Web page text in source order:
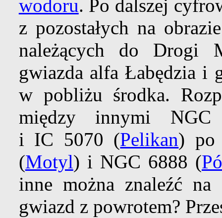
wodoru. Po dalszej
z pozostałych na
należących do Drogi
gwiazda alfa Łabędzia i
w pobliżu środka.
między innymi
i IC 5070 (Pelikan) po
(Motyl) i NGC 6888 (
inne można znaleźć na
gwiazd z powrotem?